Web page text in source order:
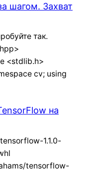
шагом. Захват
так.
<stdlib.h>
cv; using
на
1.1.0-
tensorflow-